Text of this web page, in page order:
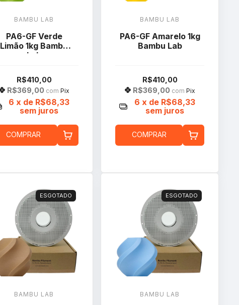
BAMBU LAB
PA6-GF Verde
Limão 1kg Bambu
Lab
R$410,00
R$369,00 com Pix
6 x de R$68,33
sem juros
COMPRAR
BAMBU LAB
PA6-GF Amarelo 1kg
Bambu Lab
R$410,00
R$369,00 com Pix
6 x de R$68,33
sem juros
COMPRAR
ESGOTADO
BAMBU LAB
ESGOTADO
BAMBU LAB